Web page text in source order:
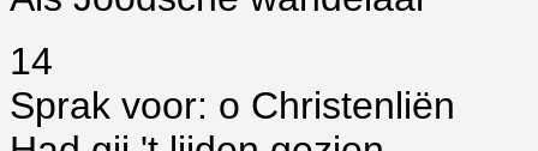
14
Sprak voor: o Christenliën